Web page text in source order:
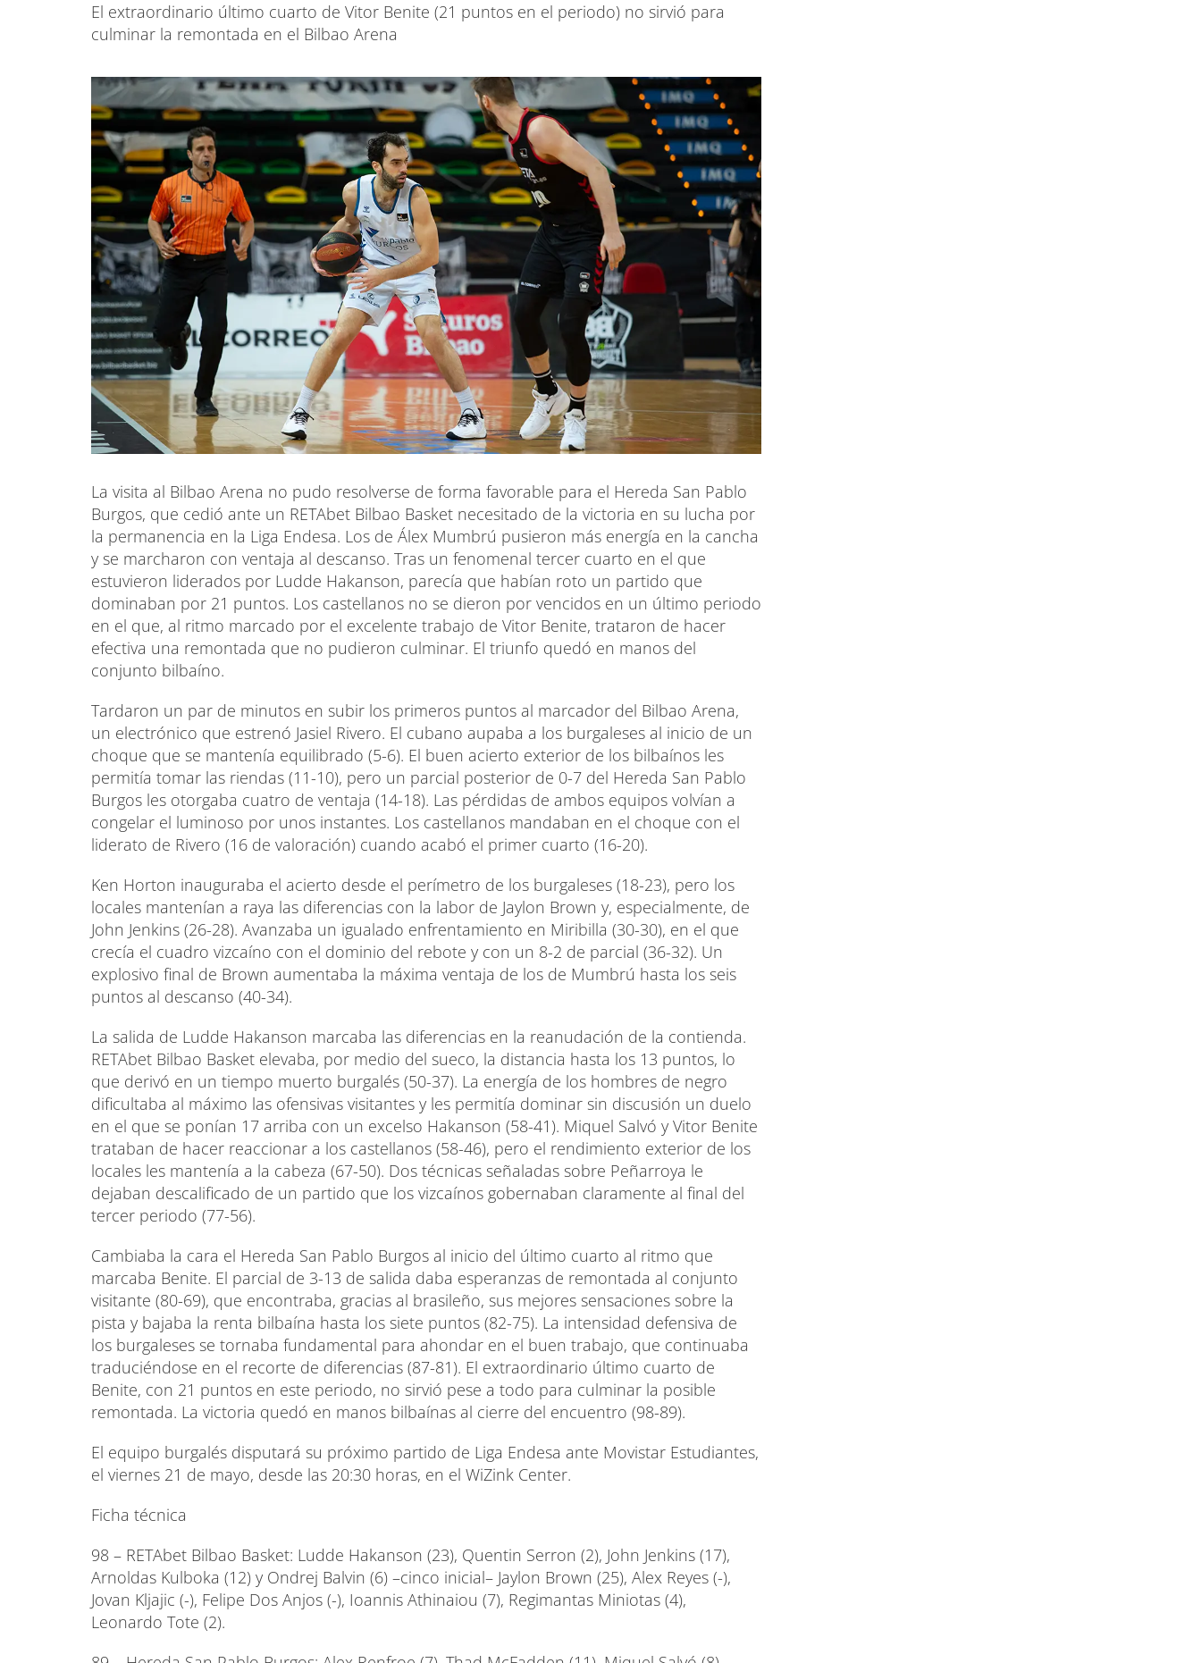
El extraordinario último cuarto de Vitor Benite (21 puntos en el periodo) no sirvió para
culminar la remontada en el Bilbao Arena
La visita al Bilbao Arena no pudo resolverse de forma favorable para el Hereda San Pablo
Burgos, que cedió ante un RETAbet Bilbao Basket necesitado de la victoria en su lucha por
la permanencia en la Liga Endesa. Los de Álex Mumbrú pusieron más energía en la cancha
y se marcharon con ventaja al descanso. Tras un fenomenal tercer cuarto en el que
estuvieron liderados por Ludde Hakanson, parecía que habían roto un partido que
dominaban por 21 puntos. Los castellanos no se dieron por vencidos en un último periodo
en el que, al ritmo marcado por el excelente trabajo de Vitor Benite, trataron de hacer
efectiva una remontada que no pudieron culminar. El triunfo quedó en manos del
conjunto bilbaíno.
Tardaron un par de minutos en subir los primeros puntos al marcador del Bilbao Arena,
un electrónico que estrenó Jasiel Rivero. El cubano aupaba a los burgaleses al inicio de un
choque que se mantenía equilibrado (5-6). El buen acierto exterior de los bilbaínos les
permitía tomar las riendas (11-10), pero un parcial posterior de 0-7 del Hereda San Pablo
Burgos les otorgaba cuatro de ventaja (14-18). Las pérdidas de ambos equipos volvían a
congelar el luminoso por unos instantes. Los castellanos mandaban en el choque con el
liderato de Rivero (16 de valoración) cuando acabó el primer cuarto (16-20).
Ken Horton inauguraba el acierto desde el perímetro de los burgaleses (18-23), pero los
locales mantenían a raya las diferencias con la labor de Jaylon Brown y, especialmente, de
John Jenkins (26-28). Avanzaba un igualado enfrentamiento en Miribilla (30-30), en el que
crecía el cuadro vizcaíno con el dominio del rebote y con un 8-2 de parcial (36-32). Un
explosivo final de Brown aumentaba la máxima ventaja de los de Mumbrú hasta los seis
puntos al descanso (40-34).
La salida de Ludde Hakanson marcaba las diferencias en la reanudación de la contienda.
RETAbet Bilbao Basket elevaba, por medio del sueco, la distancia hasta los 13 puntos, lo
que derivó en un tiempo muerto burgalés (50-37). La energía de los hombres de negro
dificultaba al máximo las ofensivas visitantes y les permitía dominar sin discusión un duelo
en el que se ponían 17 arriba con un excelso Hakanson (58-41). Miquel Salvó y Vitor Benite
trataban de hacer reaccionar a los castellanos (58-46), pero el rendimiento exterior de los
locales les mantenía a la cabeza (67-50). Dos técnicas señaladas sobre Peñarroya le
dejaban descalificado de un partido que los vizcaínos gobernaban claramente al final del
tercer periodo (77-56).
Cambiaba la cara el Hereda San Pablo Burgos al inicio del último cuarto al ritmo que
marcaba Benite. El parcial de 3-13 de salida daba esperanzas de remontada al conjunto
visitante (80-69), que encontraba, gracias al brasileño, sus mejores sensaciones sobre la
pista y bajaba la renta bilbaína hasta los siete puntos (82-75). La intensidad defensiva de
los burgaleses se tornaba fundamental para ahondar en el buen trabajo, que continuaba
traduciéndose en el recorte de diferencias (87-81). El extraordinario último cuarto de
Benite, con 21 puntos en este periodo, no sirvió pese a todo para culminar la posible
remontada. La victoria quedó en manos bilbaínas al cierre del encuentro (98-89).
El equipo burgalés disputará su próximo partido de Liga Endesa ante Movistar Estudiantes,
el viernes 21 de mayo, desde las 20:30 horas, en el WiZink Center.
Ficha técnica
98 – RETAbet Bilbao Basket: Ludde Hakanson (23), Quentin Serron (2), John Jenkins (17),
Arnoldas Kulboka (12) y Ondrej Balvin (6) –cinco inicial– Jaylon Brown (25), Alex Reyes (-),
Jovan Kljajic (-), Felipe Dos Anjos (-), Ioannis Athinaiou (7), Regimantas Miniotas (4),
Leonardo Tote (2).